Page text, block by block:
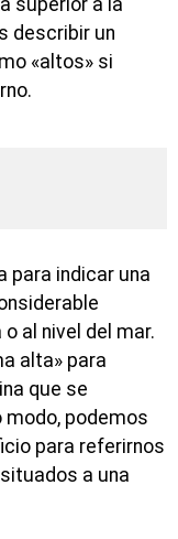
superior a la
describir un
«altos» si
para indicar una
al nivel del mar.
alta» para
que se
modo, podemos
para referirnos
a una